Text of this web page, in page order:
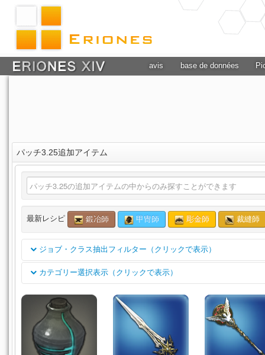
avis base de données
パッチ3.25追加アイテム
最新レシピ 鍛冶師 甲冑師 彫金師 裁縫師
ジョブ・クラス抽出フィルター（クリックで表示）
classe
Job
カテゴリー選択表示（クリックで表示）
Arme de surineur Arme de chevalier noir
Arme de
Arme de gladiateur
Arme de maraudeur
弓 Arme d'archer Arme à deux mains d'occultiste